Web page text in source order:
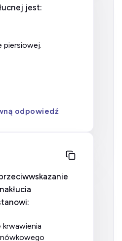
jest:
piersiowej.
odpowiedź